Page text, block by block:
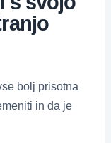
bolj prisotna
in da je